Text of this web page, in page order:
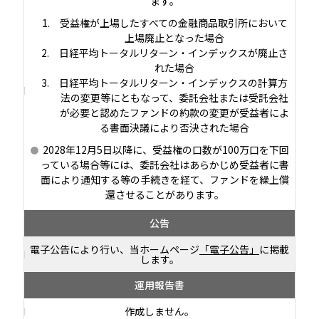
受益権が上場したすべての金融商品取引所において
上場廃止となった場合
日経平均トータルリターン・インデックスが廃止さ
れた場合
日経平均トータルリターン・インデックスの計算方
法の変更等にともなって、委託会社または受託会社
が必要と認めたファンドの約款の変更が受益者によ
る書面決議により否決された場合
2028年12月5日以降に、受益権の口数が100万口を下回
っている場合等には、委託会社はあらかじめ受益者に書
面により通知する等の手続きを経て、ファンドを繰上償
還させることがあります。
公告
電子公告により行い、当ホームページ 「電子公告」 に掲載
します。
運用報告書
作成しません。